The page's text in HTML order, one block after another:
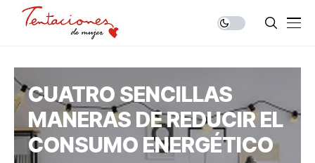
CUATRO SENCILLAS
MANERAS DE REDUCIR EL
CONSUMO ENERGÉTICO